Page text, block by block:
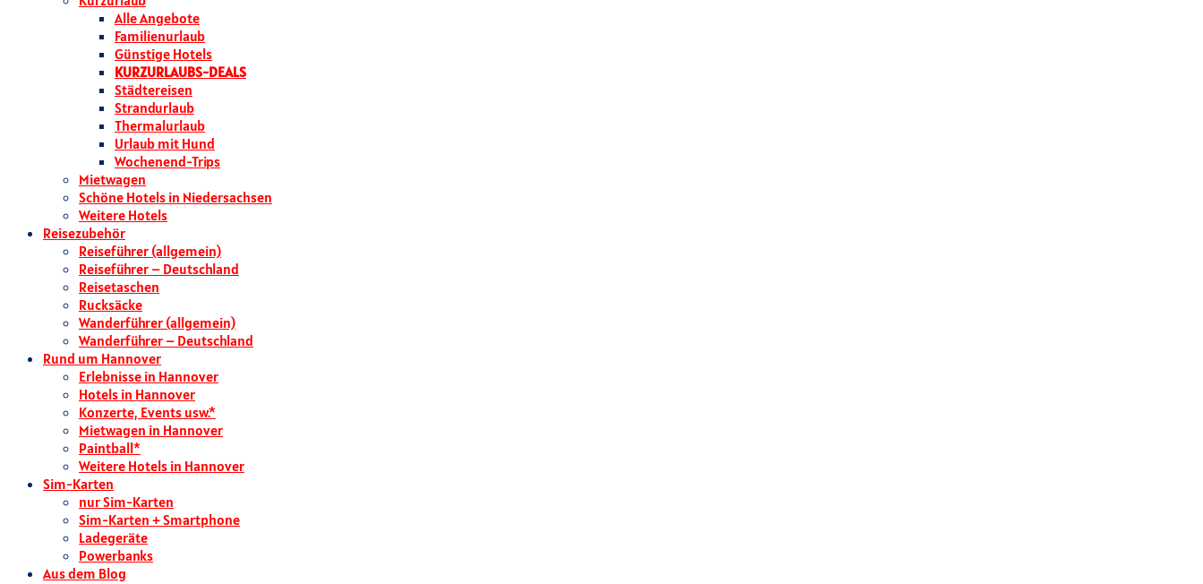
Alle Angebote
Familienurlaub
Günstige Hotels
KURZURLAUBS-DEALS
Städtereisen
Strandurlaub
Thermalurlaub
Urlaub mit Hund
Wochenend-Trips
Mietwagen
Schöne Hotels in Niedersachsen
Weitere Hotels
Reisezubehör
Reiseführer (allgemein)
Reiseführer – Deutschland
Reisetaschen
Rucksäcke
Wanderführer (allgemein)
Wanderführer – Deutschland
Rund um Hannover
Erlebnisse in Hannover
Hotels in Hannover
Konzerte, Events usw.*
Mietwagen in Hannover
Paintball*
Weitere Hotels in Hannover
Sim-Karten
nur Sim-Karten
Sim-Karten + Smartphone
Ladegeräte
Powerbanks
Aus dem Blog